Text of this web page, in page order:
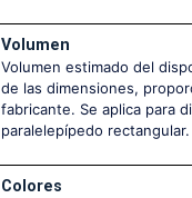
Volumen
Volumen estimado del
de las dimensiones,
fabricante. Se aplica para
paralelepípedo rectangular.
Colores